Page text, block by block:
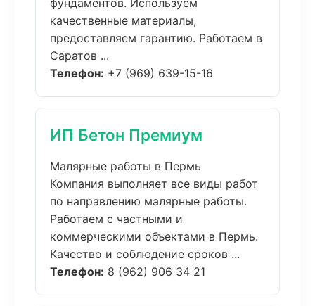
фундаментов. Используем
качественные материалы,
предоставляем гарантию. Работаем в
Саратов ...
Телефон: +7 (969) 639-15-16
ИП Бетон Премиум
Малярные работы в Пермь
Компания выполняет все виды работ
по направлению малярные работы.
Работаем с частными и
коммерческими объектами в Пермь.
Качество и соблюдение сроков ...
Телефон: 8 (962) 906 34 21